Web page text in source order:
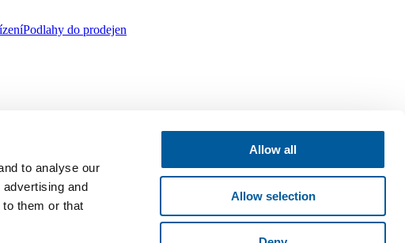
to analyse our
and
them or that
Allow all
Allow selection
Podlahy do prodejen